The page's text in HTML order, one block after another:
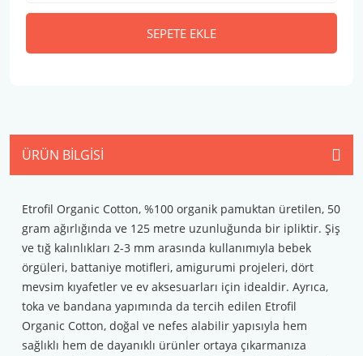
SEPETE EKLE
ÜRÜN BILGISI
Etrofil Organic Cotton, %100 organik pamuktan üretilen, 50
gram ağırlığında ve 125 metre uzunluğunda bir ipliktir. Şiş
ve tığ kalınlıkları 2-3 mm arasında kullanımıyla bebek
örgüleri, battaniye motifleri, amigurumi projeleri, dört
mevsim kıyafetler ve ev aksesuarları için idealdir. Ayrıca,
toka ve bandana yapımında da tercih edilen Etrofil
Organic Cotton, doğal ve nefes alabilir yapısıyla hem
sağlıklı hem de dayanıklı ürünler ortaya çıkarmanıza